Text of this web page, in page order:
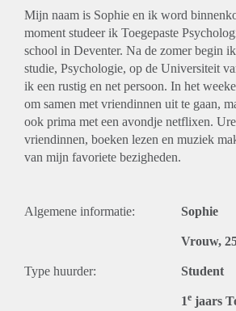
Mijn naam is Sophie en ik word
moment studeer ik Toegepaste
school in Deventer. Na de zomer begin
studie, Psychologie, op de Universiteit
ik een rustig en net persoon. In het
om samen met vriendinnen uit te gaan,
ook prima met een avondje netflixen.
vriendinnen, boeken lezen en muziek
van mijn favoriete bezigheden.
Algemene informatie: Sophie
Vrouw,
Type huurder: Student
1e jaars